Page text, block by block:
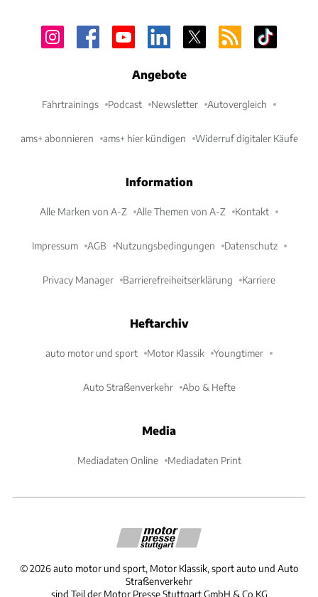
Angebote
Fahrtrainings Podcast Newsletter Autovergleich
ams+ abonnieren ams+ hier kündigen Widerruf digitaler Käufe
Information
Alle Marken von A-Z Alle Themen von A-Z Kontakt
Impressum AGB Nutzungsbedingungen Datenschutz
Privacy Manager Barrierefreiheitserklärung Karriere
Heftarchiv
auto motor und sport Motor Klassik Youngtimer
Auto Straßenverkehr Abo & Hefte
Media
Mediadaten Online Mediadaten Print
©2026 auto motor und sport, Motor Klassik, sport auto und Auto
Straßenverkehr
sind Teil der Motor Presse Stuttgart GmbH & Co.KG